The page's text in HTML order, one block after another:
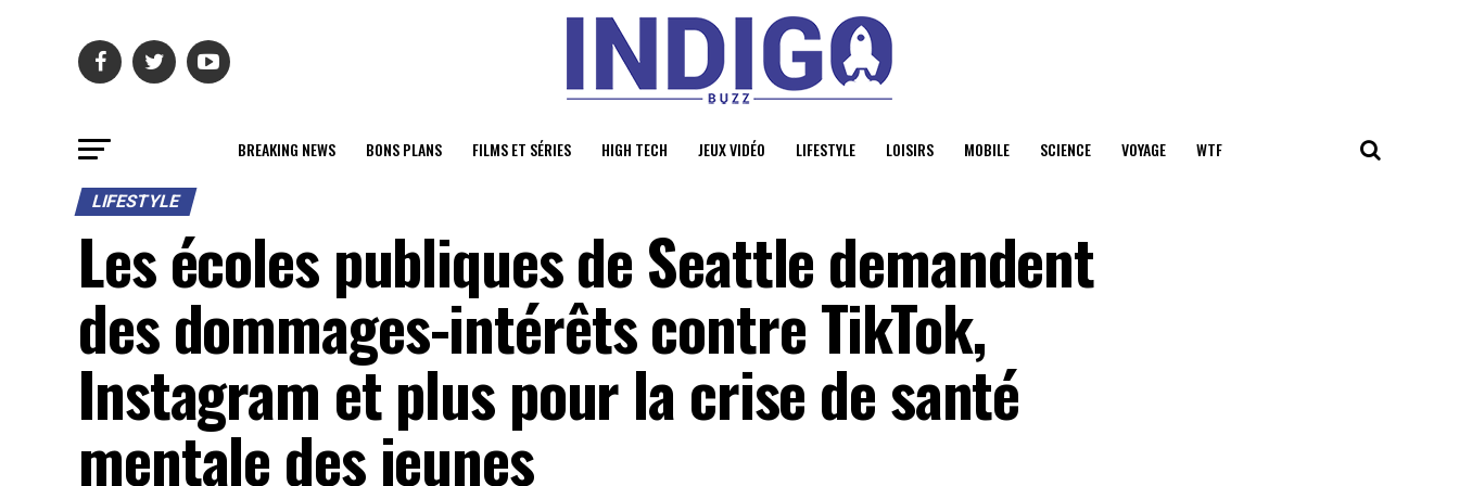
BREAKING NEWS BONS PLANS FILMS ET SÉRIES HIGH TECH JEUX VIDÉO LIFESTYLE LOISIRS MOBILE SCIENCE VOYAGE WTF
LIFESTYLE
Les écoles publiques de Seattle demandent
des dommages-intérêts contre TikTok,
Instagram et plus pour la crise de santé
mentale des jeunes